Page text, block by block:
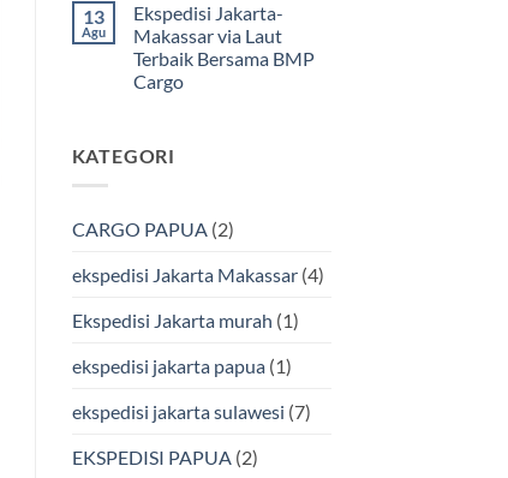
&
Aman
Bersama
Bmp
Cargo
komentar
pada
Ekspedisi
Jakarta
Kendari
Via
Cargo
13
Agu
Ekspedisi Jakarta-
Makassar via Laut
Terbaik Bersama BMP
Cargo
pada
Ekspedisi
Laut
BMP
KATEGORI
CARGO PAPUA(2)
ekspedisi Jakarta Makassar(4)
Ekspedisi Jakarta murah (1)
ekspedisi jakarta papua(1)
ekspedisi jakarta sulawesi (7)
EKSPEDISI PAPUA(2)